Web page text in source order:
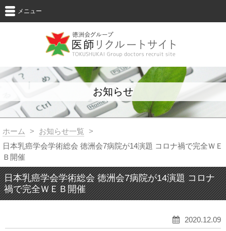
メニュー
お知らせ
ホーム > お知らせ一覧 >
日本乳癌学会学術総会 徳洲会7病院が14演題 コロナ禍で完全ＷＥ
Ｂ開催
日本乳癌学会学術総会 徳洲会7病院が14演題 コロナ
禍で完全ＷＥＢ開催
2020.12.09